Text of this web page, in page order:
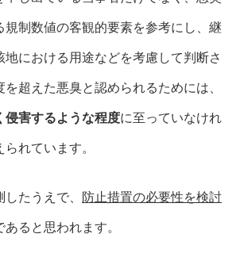
規制数値の客観的要素を参考にし、継
地における用途などを考慮して判断さ
超えた悪臭と認められるためには、
侵害するような程度に至っていなけれ
れています。
たうえで、 防止措置の必要性を検討
ると思われます。